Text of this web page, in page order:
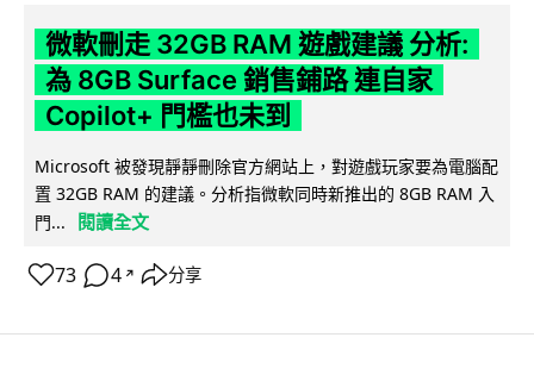
微軟刪走 32GB RAM 遊戲建議 分析:
為 8GB Surface 銷售鋪路 連自家
Copilot+ 門檻也未到
Microsoft 被發現靜靜刪除官方網站上，對遊戲玩家要為電腦配
置 32GB RAM 的建議。分析指微軟同時新推出的 8GB RAM 入
門...
閱讀全文
73 4 ↗ 分享